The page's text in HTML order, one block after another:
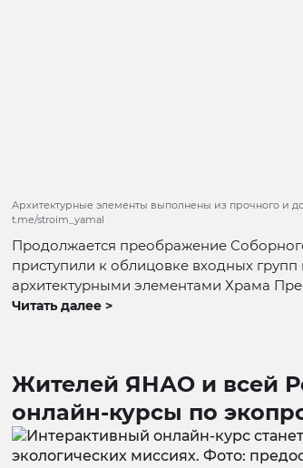
Архитектурные элементы выполнены из прочного и
t.me/stroim_yamal
Продолжается преображение
приступили к облицовке входных
архитектурными элементами Храма
Читать далее >
Жителей ЯНАО и всей
онлайн-курсы по